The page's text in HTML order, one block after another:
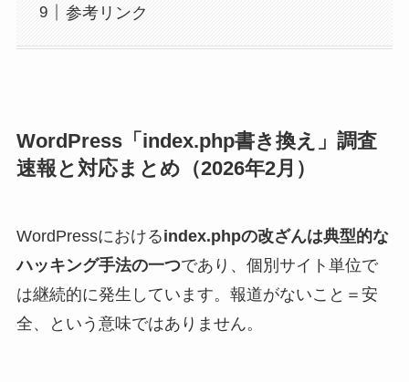
参考リンク
WordPress「index.php書き換え」調査
速報と対応まとめ（2026年2月）
WordPressにおけるindex.phpの改ざんは典型的な
ハッキング手法の一つであり、個別サイト単位で
は継続的に発生しています。報道がないこと＝安
全、という意味ではありません。